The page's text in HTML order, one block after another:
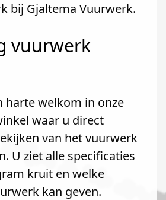
bij Gjaltema Vuurwerk.
vuurwerk
harte welkom in onze
waar u direct
van het vuurwerk
U ziet alle specificaties
kruit en welke
kan geven.